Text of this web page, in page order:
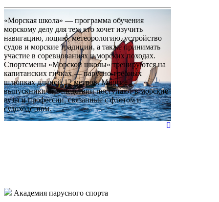
«Морская школа» — программа обучения
морскому делу для тех, кто хочет изучить
навигацию, лоцию, метеорологию, устройство
судов и морские традиции, а также принимать
участие в соревнованиях и морских походах.
Спортсмены «Морской школы» тренируются на
капитанских гичках — парусно-гребных
шлюпках длиной 12 метров. Многие
выпускники впоследствии поступают в морские
вузы и профессии, связанные с флотом и
судоходством.
Академия парусного спорта